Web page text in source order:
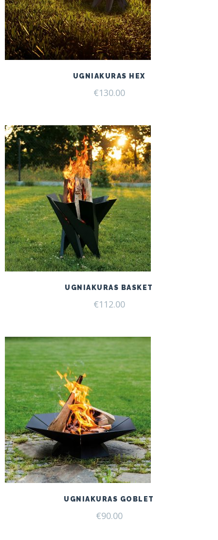
UGNIAKURAS HEX
€130.00
UGNIAKURAS BASKET
€112.00
UGNIAKURAS GOBLET
€90.00